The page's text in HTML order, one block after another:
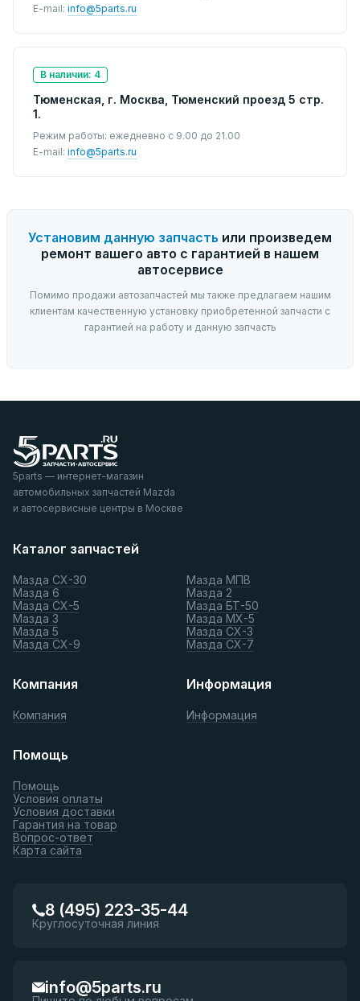
E-mail: info@5parts.ru
В наличии: 4
Тюменская, г. Москва, Тюменский проезд 5 стр.
1.
Режим работы: ежедневно с 9.00 до 21.00
E-mail: info@5parts.ru
Установим данную запчасть или произведем
ремонт вашего авто с гарантией в нашем
автосервисе
Помимо продажи автозапчастей мы также предлагаем нашим
клиентам качественную установку приобретенной запчасти с
гарантией на работу и данную запчасть
5parts — интернет-магазин
автомобильных запчастей Mazda
и автосервисные центры в Москве
Каталог запчастей
Мазда СХ-30
Мазда 6
Мазда СХ-5
Мазда 3
Мазда 5
Мазда СХ-9
Мазда МПВ
Мазда 2
Мазда БТ-50
Мазда МХ-5
Мазда СХ-3
Мазда СХ-7
Компания
Компания
Информация
Информация
Помощь
Помощь
Условия оплаты
Условия доставки
Гарантия на товар
Вопрос-ответ
Карта сайта
8 (495) 223-35-44
Круглосуточная линия
info@5parts.ru